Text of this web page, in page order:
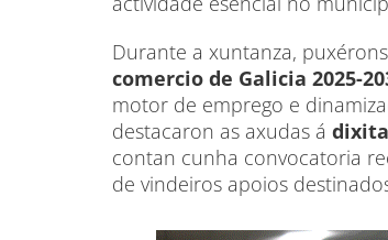
Durante a xuntanza,
comercio de Galicia 2025-
motor de emprego e
destacaron as axudas á
contan cunha convocatoria
de vindeiros apoios